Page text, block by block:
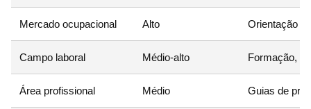
Mercado ocupacional Alto Orientação
Campo laboral Médio-alto Formação,
Área profissional Médio Guias de